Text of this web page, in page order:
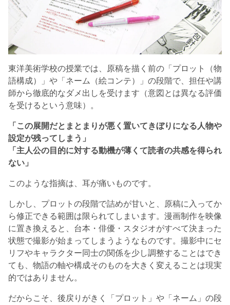
東洋美術学校の授業では、原稿を描く前の「プロット（物
語構成）」や「ネーム（絵コンテ）」の段階で、担任や講
師から徹底的なダメ出しを受けます（意図とは異なる評価
を受けるという意味）。
「この展開だとまとまりが悪く置いてきぼりになる人物や
設定が残ってしまう」
「主人公の目的に対する動機が薄くて読者の共感を得られ
ない」
このような指摘は、耳が痛いものです。
しかし、プロットの段階で詰めが甘いと、原稿に入ってか
ら修正できる範囲は限られてしまいます。漫画制作を映像
に置き換えると、台本・俳優・スタジオがすべて決まった
状態で撮影が始まってしまうようなものです。撮影中にセ
リフやキャラクター同士の関係を少し調整することはでき
ても、物語の軸や構成そのものを大きく変えることは現実
的ではありません。
だからこそ、後戻りがきく「プロット」や「ネーム」の段